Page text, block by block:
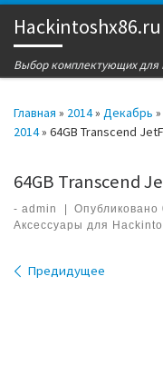
Перейти к содержимому
Hackintoshx86.ru
Выбор комплектующих для
Главная » 2014» Декабрь »
2014» 64GB Transcend
64GB Transcend
- admin Опубликовано
Аксессуары для
Навигация по
Предидущее